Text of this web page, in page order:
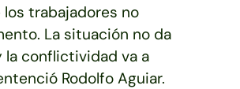
trabajadores no
La situación no da
la conflictividad va a
Rodolfo Aguiar.